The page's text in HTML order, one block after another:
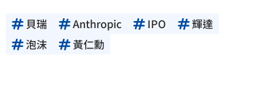
貝瑞 Anthropic IPO
輝達
泡沫
黃仁勳